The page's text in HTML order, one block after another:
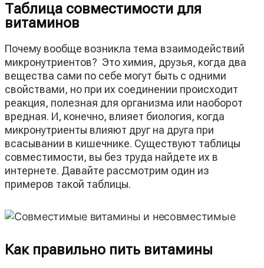
Таблица совместимости для
витаминов
Почему вообще возникла тема взаимодействий
микронутриентов? Это химия, друзья, когда два
вещества сами по себе могут быть с одними
свойствами, но при их соединении происходит
реакция, полезная для организма или наоборот
вредная. И, конечно, влияет биология, когда
микронутриенты влияют друг на друга при
всасывании в кишечнике. Существуют таблицы
совместимости, вы без труда найдете их в
интернете. Давайте рассмотрим один из
примеров такой таблицы.
Как правильно пить витамины